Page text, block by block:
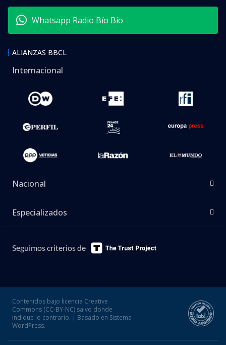
Whatsapp Radio Bío Bío
ALIANZAS BBCL
Internacional
Nacional
Especializados
Seguimos criterios de
Contenidos bajo licencia Creative
Commons (CC-BY-NC) salvo donde
indique lo contrario. | Basado en Sistema
WordPress.